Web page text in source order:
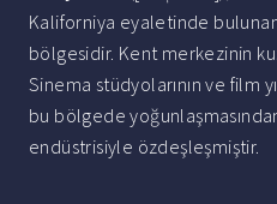
Kaliforniya eyaletinde
bölgesidir. Kent merkezinin
Sinema stüdyolarının ve film
bu bölgede
endüstrisiyle özdeşleşmiştir.